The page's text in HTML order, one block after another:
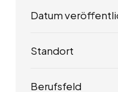
Datum
Standort
Berufsfeld